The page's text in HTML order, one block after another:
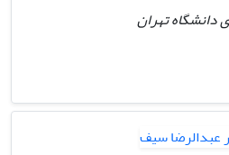
دانشگاه تهران